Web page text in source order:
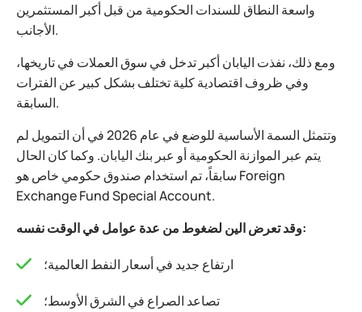
واسعة النطاق للسندات الحكومية من قبل أكبر المستثمرين
الأجانب.
ومع ذلك، نفذت اليابان أكبر تدخل في سوق العملات في تاريخها،
وفي ظروف اقتصادية كلية تختلف بشكل كبير عن الفترات
السابقة.
وتتمثل السمة الأساسية للوضع في عام 2026 في أن التمويل لم
يتم عبر الموازنة الحكومية أو عبر بنك اليابان. وكما كان الحال
سابقاً، تم استخدام صندوق حكومي خاص هو Foreign
Exchange Fund Special Account.
وقد تعرض الين لضغوط من عدة عوامل في الوقت نفسه:
ارتفاع جديد في أسعار النفط العالمية؛
تصاعد الصراع في الشرق الأوسط؛